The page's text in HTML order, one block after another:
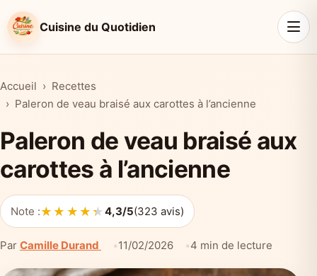
Cuisine du Quotidien
Accueil
Recettes
Paleron de veau braisé aux carottes à l’ancienne
Paleron de veau braisé aux
carottes à l’ancienne
Note :★★★★★
★★★★★4,3/5(323 avis)
Par Camille Durand 11/02/2026 4 min de lecture